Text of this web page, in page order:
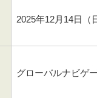
2025年12月14日
グローバルナビゲ